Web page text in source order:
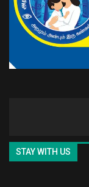
STAY WITH US